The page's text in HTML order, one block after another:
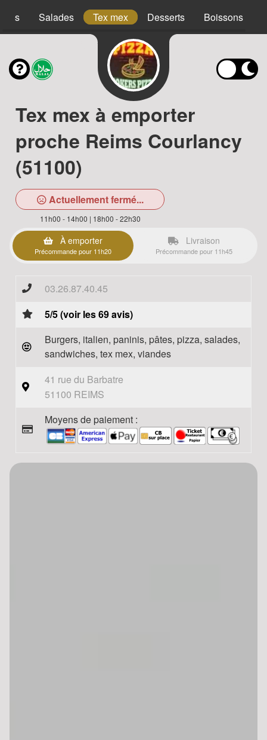
Salades Tex mex Desserts Boissons
Tex mex à emporter
proche Reims Courlancy
(51100)
Actuellement fermé...
11h00 - 14h00 | 18h00 - 22h30
À emporter
Précommande pour 11h20
Livraison
Précommande pour 11h45
03.26.87.40.45
5/5 (voir les 69 avis)
Burgers, italien, paninis, pâtes, pizza, salades,
sandwiches, tex mex, viandes
41 rue du Barbatre
51100 REIMS
Moyens de paiement :